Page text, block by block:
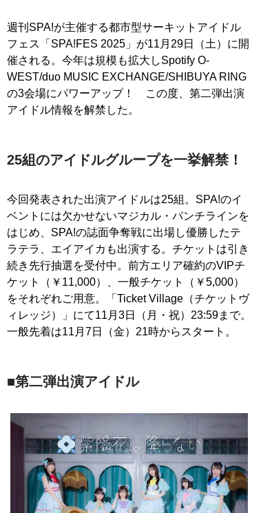
週刊SPA!が主催する都市型サーキットアイドル
フェス「SPA!FES 2025」が11月29日（土）に開
催される。今年は規模も拡大しSpotify O-
WEST/duo MUSIC EXCHANGE/SHIBUYA RING
の3会場にパワーアップ！ この度、第二弾出演
アイドル情報を解禁した。
25組のアイドルグループを一挙解禁！
今回発表された出演アイドルは25組。SPA!のイ
ベントには欠かせないマジカル・パンチラインを
はじめ、SPA!の誌面争奪戦に出場し優勝したテ
ラテラ、エイアイカも出演する。チケットは引き
続き先行抽選を受付中。前方エリア確約のVIPチ
ケット（￥11,000）、一般チケット（￥5,000）
をそれぞれご用意。「Ticket Village（チケットヴ
ィレッジ）」にて11月3日（月・祝）23:59まで。
一般先着は11月7日（金）21時からスタート。
■第二弾出演アイドル